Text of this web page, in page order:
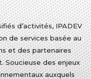
d’activités, IPADEV
de services basée au
et des partenaires
Soucieuse des enjeux
auxquels